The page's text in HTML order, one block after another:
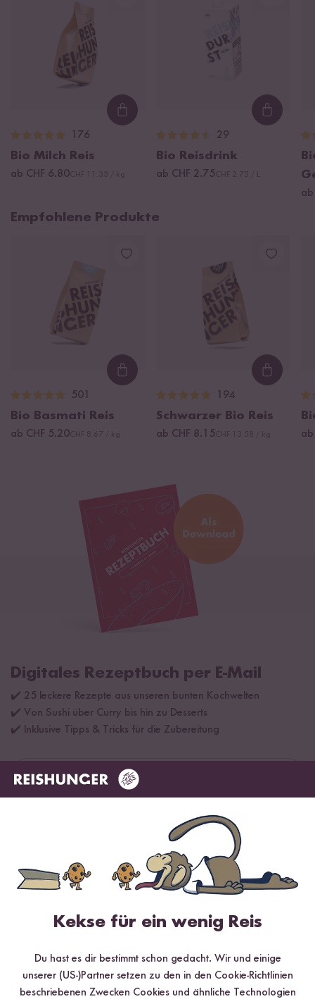
Loading...
176
Bio Milch Reis
ab CHF 6.80
29
Bio Reisdrink
ab CHF 2.75
ab
Empfohlene Produkte
Loading...
501
Bio Basmati Reis
ab CHF 5.20
194
Schwarzer Bio Reis
ab CHF 8.15
Digitales Rezeptbuch per E-Mail
✔️ 25 leckere Rezepte aus unseren bunten Kochwelten
✔️ Von Sushi über Curry bis hin zu Desserts
✔️ Inklusive Tipps & Tricks für die Zubereitung
Jetzt sichern
*Das Digitale Rezeptbuch wird dir nach vollständiger Anmeldung zum Newsletter
per E-Mail zugeschickt.
Kekse für ein wenig Reis
Du hast es dir bestimmt schon gedacht. Wir und einige
unserer (US-)Partner setzen zu den in den Cookie-Richtlinien
beschriebenen Zwecken Cookies und ähnliche Technologien